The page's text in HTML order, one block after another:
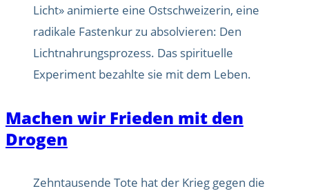
Licht» animierte eine Ostschweizerin, eine
radikale Fastenkur zu absolvieren: Den
Lichtnahrungsprozess. Das spirituelle
Experiment bezahlte sie mit dem Leben.
Machen wir Frieden mit den
Drogen
Zehntausende Tote hat der Krieg gegen die